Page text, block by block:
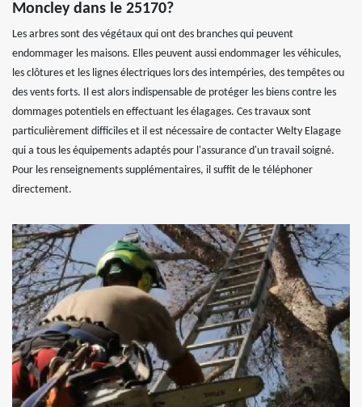
Moncley dans le 25170?
Les arbres sont des végétaux qui ont des branches qui peuvent
endommager les maisons. Elles peuvent aussi endommager les véhicules,
les clôtures et les lignes électriques lors des intempéries, des tempêtes ou
des vents forts. Il est alors indispensable de protéger les biens contre les
dommages potentiels en effectuant les élagages. Ces travaux sont
particulièrement difficiles et il est nécessaire de contacter Welty Elagage
qui a tous les équipements adaptés pour l'assurance d'un travail soigné.
Pour les renseignements supplémentaires, il suffit de le téléphoner
directement.